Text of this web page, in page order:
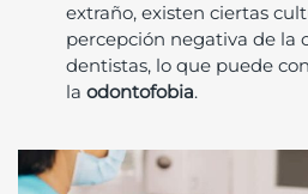
extraño, existen ciertas
percepción negativa de la
dentistas, lo que puede
la odontofobia.